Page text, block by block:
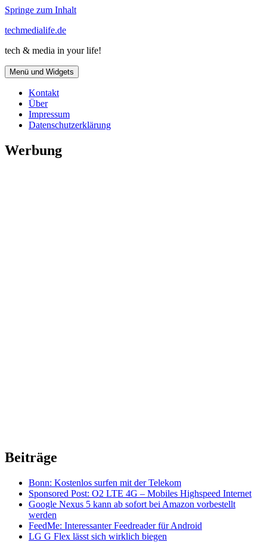
Springe zum Inhalt
techmedialife.de
tech & media in your life!
Menü und Widgets
Kontakt
Über
Impressum
Datenschutzerklärung
Werbung
Beiträge
Bonn: Kostenlos surfen mit der Telekom
Sponsored Post: O2 LTE 4G – Mobiles Highspeed Internet
Google Nexus 5 kann ab sofort bei Amazon vorbestellt
werden
FeedMe: Interessanter Feedreader für Android
LG G Flex lässt sich wirklich biegen